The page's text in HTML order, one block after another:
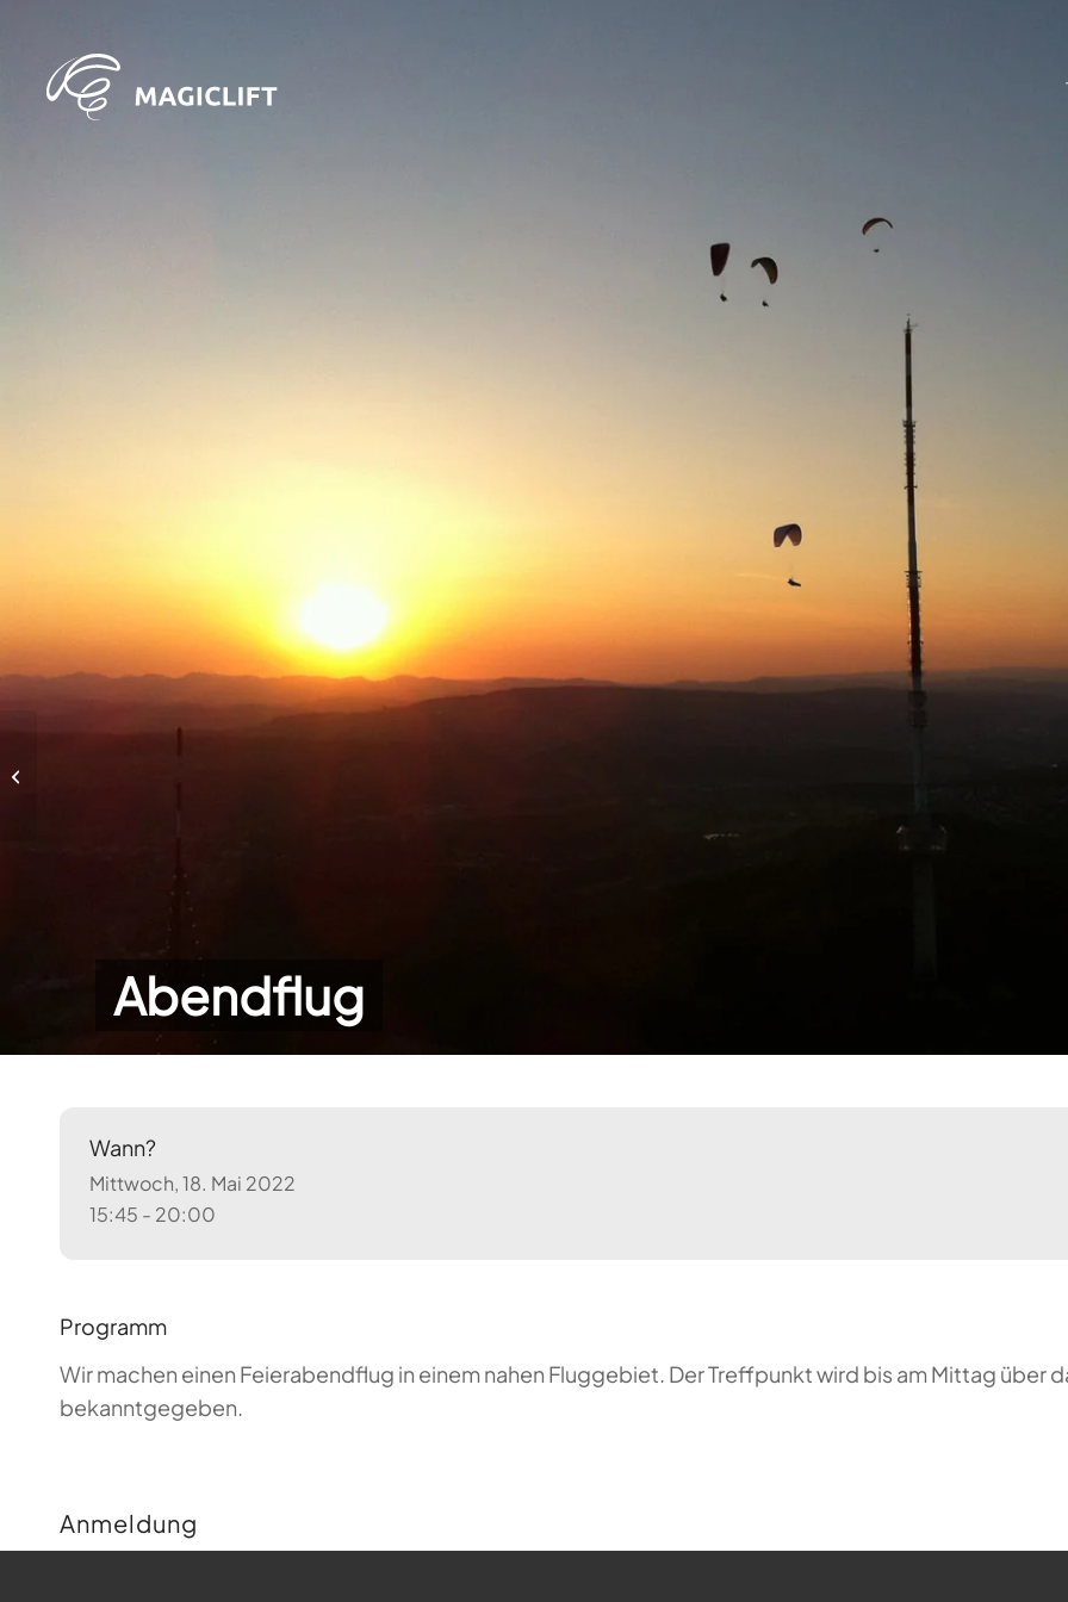
Abendflug
Wann?
Mittwoch, 18. Mai 2022
15:45 - 20:00
Programm
Wir machen einen Feierabendflug in einem nahen Fluggebiet. Der Treffpunkt wird bis am Mittag über
bekanntgegeben.
Anmeldung